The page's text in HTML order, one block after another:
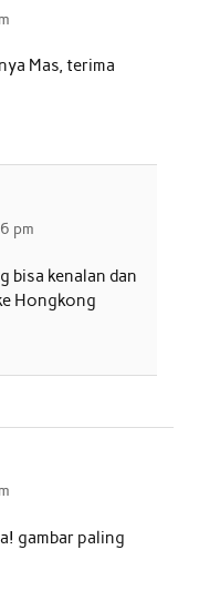
Mas, terima
pm
bisa kenalan dan
Hongkong
gambar paling